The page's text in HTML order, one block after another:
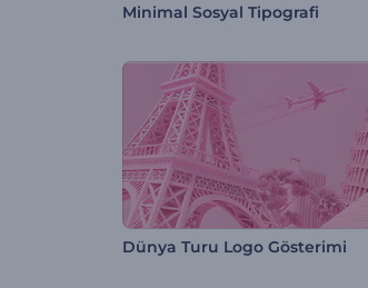
Minimal Sosyal Tipografi
Dünya Turu Logo Gösterimi